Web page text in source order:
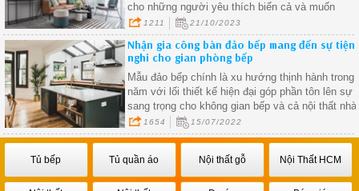
cho những người yêu thích biển cả và muốn
mang vẻ đẹp của biển vào ngôi nhà của họ.
1211 21/10/2023
Nhận gia công bàn đảo bếp mang đến sự tiện
nghi cho gian phòng bếp
Mẫu đảo bếp chính là xu hướng thịnh hành trong
năm với lối thiết kế hiện đại góp phần tôn lên sự
sang trọng cho không gian bếp và cả nội thất nhà
ở.
1654 15/07/2022
Tủ bếp Tủ quần áo Nội thất gỗ Nội Thất HCM